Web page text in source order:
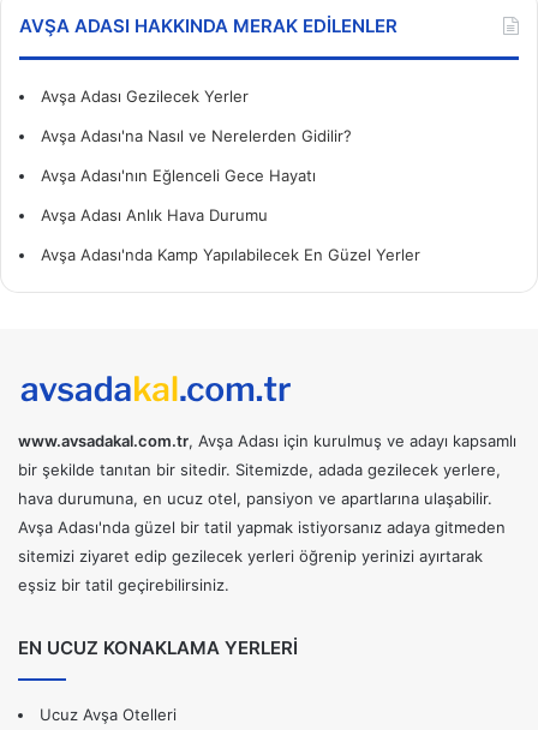
AVŞA ADASI HAKKINDA MERAK EDILENLER
Avşa Adası Gezilecek Yerler
Avşa Adası'na Nasıl ve Nerelerden Gidilir?
Avşa Adası'nın Eğlenceli Gece Hayatı
Avşa Adası Anlık Hava Durumu
Avşa Adası'nda Kamp Yapılabilecek En Güzel Yerler
www.avsadakal.com.tr, Avşa Adası için kurulmuş ve adayı kapsamlı
bir şekilde tanıtan bir sitedir. Sitemizde, adada gezilecek yerlere,
hava durumuna, en ucuz otel, pansiyon ve apartlarına ulaşabilir.
Avşa Adası'nda güzel bir tatil yapmak istiyorsanız adaya gitmeden
sitemizi ziyaret edip gezilecek yerleri öğrenip yerinizi ayırtarak
eşsiz bir tatil geçirebilirsiniz.
EN UCUZ KONAKLAMA YERLERİ
Ucuz Avşa Otelleri